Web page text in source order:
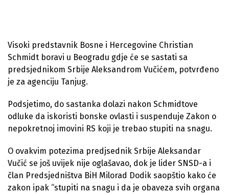
Visoki predstavnik Bosne i Hercegovine Christian
Schmidt boravi u Beogradu gdje će se sastati sa
predsjednikom Srbije Aleksandrom Vučićem, potvrđeno
je za agenciju Tanjug.
Podsjetimo, do sastanka dolazi nakon Schmidtove
odluke da iskoristi bonske ovlasti i suspenduje Zakon o
nepokretnoj imovini RS koji je trebao stupiti na snagu.
O ovakvim potezima predjsednik Srbije Aleksandar
Vučić se još uvijek nije oglašavao, dok je lider SNSD-a i
član Predsjedništva BiH Milorad Dodik saopštio kako će
zakon ipak “stupiti na snagu i da je obaveza svih organa